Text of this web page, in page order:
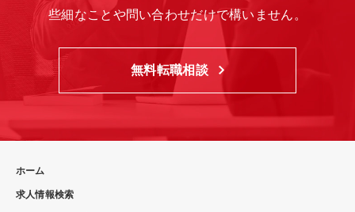
些細なことや問い合わせだけで構いません。
無料転職相談
ホーム
求人情報検索